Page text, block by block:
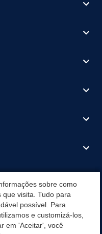
sobre como
visita. Tudo para
possível. Para
e customizá-los,
em 'Aceitar', você